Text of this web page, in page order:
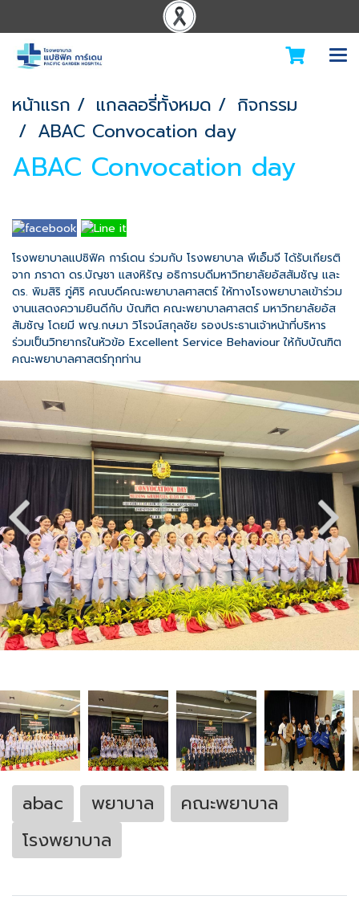
หน้าแรก แกลลอรี่ทั้งหมด
กิจกรรม
ABAC Convocation day
ABAC Convocation day
โรงพยาบาลแปซิฟิค การ์เดน ร่วมกับ โรงพยาบาล พีเอ็มจี ได้รับเกียรติ
จาก ภราดา ดร.บัญชา แสงหิรัญ อธิการบดีมหาวิทยาลัยอัสสัมชัญ และ
ดร. พิมสิริ ภู่ศิริ คณบดีคณะพยาบาลศาสตร์ ให้ทางโรงพยาบาลเข้าร่วม
งานแสดงความยินดีกับ บัณฑิต คณะพยาบาลศาสตร์ มหาวิทยาลัยอัส
สัมชัญ โดยมี พญ.กษมา วิโรจน์สกุลชัย รองประธานเจ้าหน้าที่บริหาร
ร่วมเป็นวิทยากรในหัวข้อ Excellent Service Behaviour ให้กับบัณฑิต
คณะพยาบาลศาสตร์ทุกท่าน
abac พยาบาล
คณะพยาบาล
โรงพยาบาล